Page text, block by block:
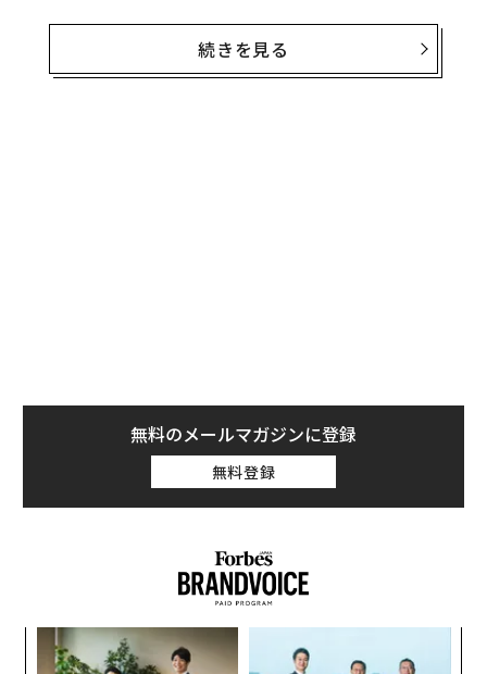
エージェントが有用ではないからではない。有用であ
する事実の収集、その出所の追跡、情報源間の矛盾の解
消、そして人間とソフトウェアの双方に意思決定の信頼
できる拠り所を提供するといった「グラウンディング
（根拠付け）」を担う。
エビデンス層がなければ、自動化は当てずっぽうと大差
業務ワークフローが見た目以上に難しい理由
続きを見る
無料のメールマガジンに登録
無料登録